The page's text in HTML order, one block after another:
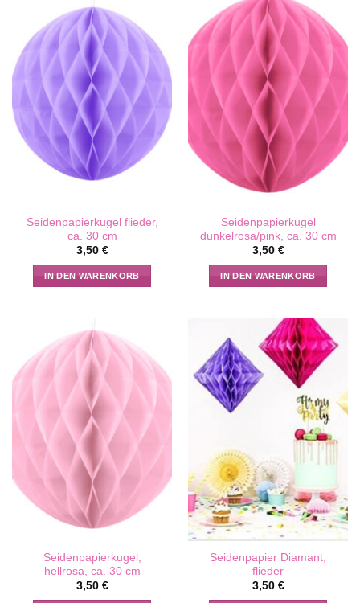
Seidenpapierkugel flieder,
ca. 30 cm
3,50 €
IN DEN WARENKORB
Seidenpapierkugel
dunkelrosa/pink, ca. 30 cm
3,50 €
IN DEN WARENKORB
Seidenpapierkugel,
hellrosa, ca. 30 cm
3,50 €
Seidenpapier Diamant,
flieder
3,50 €